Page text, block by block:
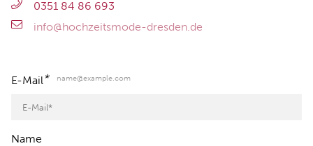
0351 84 86 693
info@hochzeitsmode-dresden.de
E-Mail* name@example.com
Name